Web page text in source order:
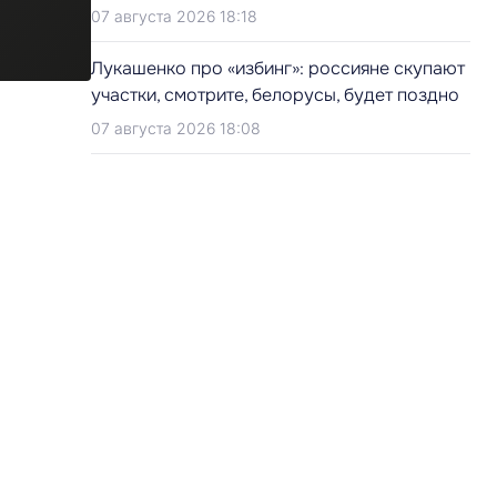
07 августа 2026 18:18
Лукашенко про «избинг»: россияне скупают
участки, смотрите, белорусы, будет поздно
07 августа 2026 18:08